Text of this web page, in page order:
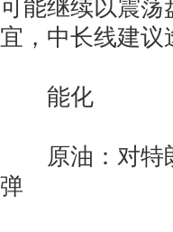
可能继续以震荡
宜，中长线建议
能化
原油：对特朗
弹